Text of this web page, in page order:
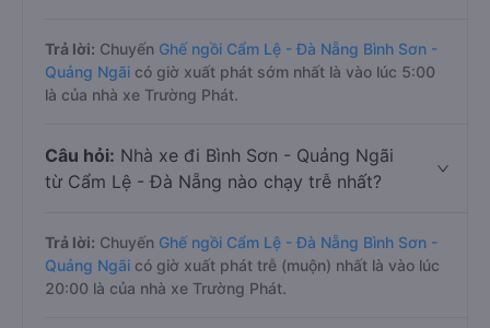
Trả lời: Chuyến Ghế ngồi Cẩm Lệ - Đà Nẵng Bình Sơn -
Quảng Ngãi có giờ xuất phát sớm nhất là vào lúc 5:00
là của nhà xe Trường Phát.
Câu hỏi: Nhà xe đi Bình Sơn - Quảng Ngãi
từ Cẩm Lệ - Đà Nẵng nào chạy trễ nhất?
Trả lời: Chuyến Ghế ngồi Cẩm Lệ - Đà Nẵng Bình Sơn -
Quảng Ngãi có giờ xuất phát trễ (muộn) nhất là vào lúc
20:00 là của nhà xe Trường Phát.